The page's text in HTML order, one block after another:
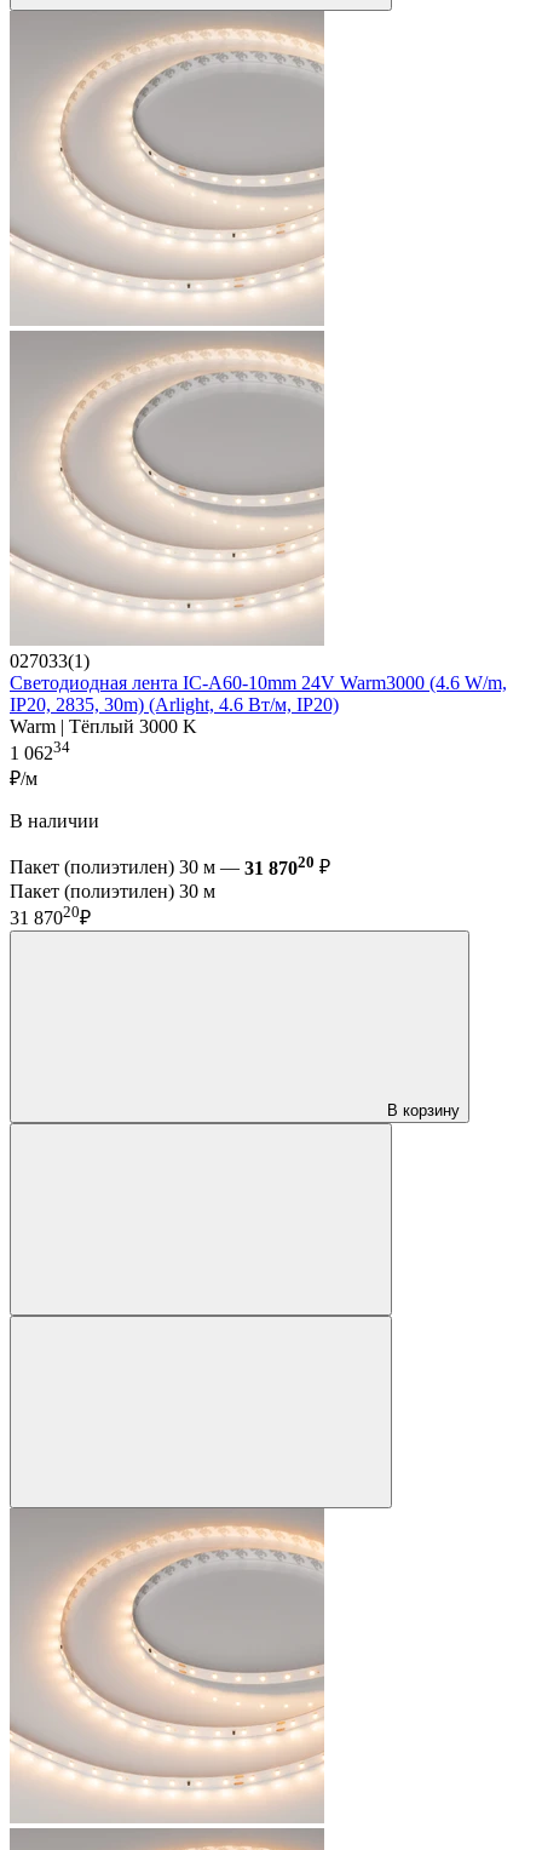
027033(1)
Светодиодная лента IC-A60-10mm 24V Warm3000 (4.6 W/m,
IP20, 2835, 30m) (Arlight, 4.6 Вт/м, IP20)
Warm | Тёплый 3000 K
1 06234
₽/м
В наличии
Пакет (полиэтилен) 30 м — 31 87020 ₽
Пакет (полиэтилен) 30 м
31 87020₽
В корзину